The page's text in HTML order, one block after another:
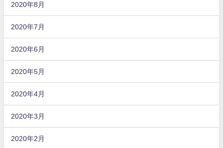
2020年8月
2020年7月
2020年6月
2020年5月
2020年4月
2020年3月
2020年2月